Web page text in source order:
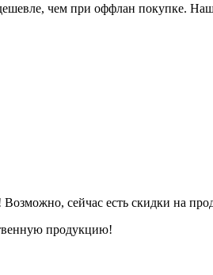
чем при оффлан покупке.
сейчас есть скидки на
продукцию!